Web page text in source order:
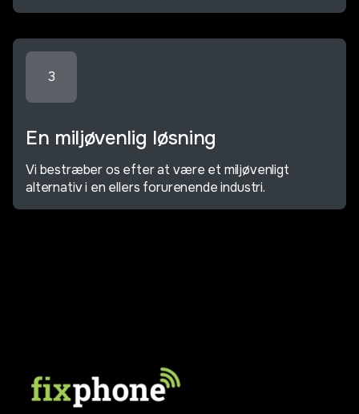
3
En miljøvenlig løsning
Vi bestræber os efter at være et miljøvenligt
alternativ i en ellers forurenende industri.